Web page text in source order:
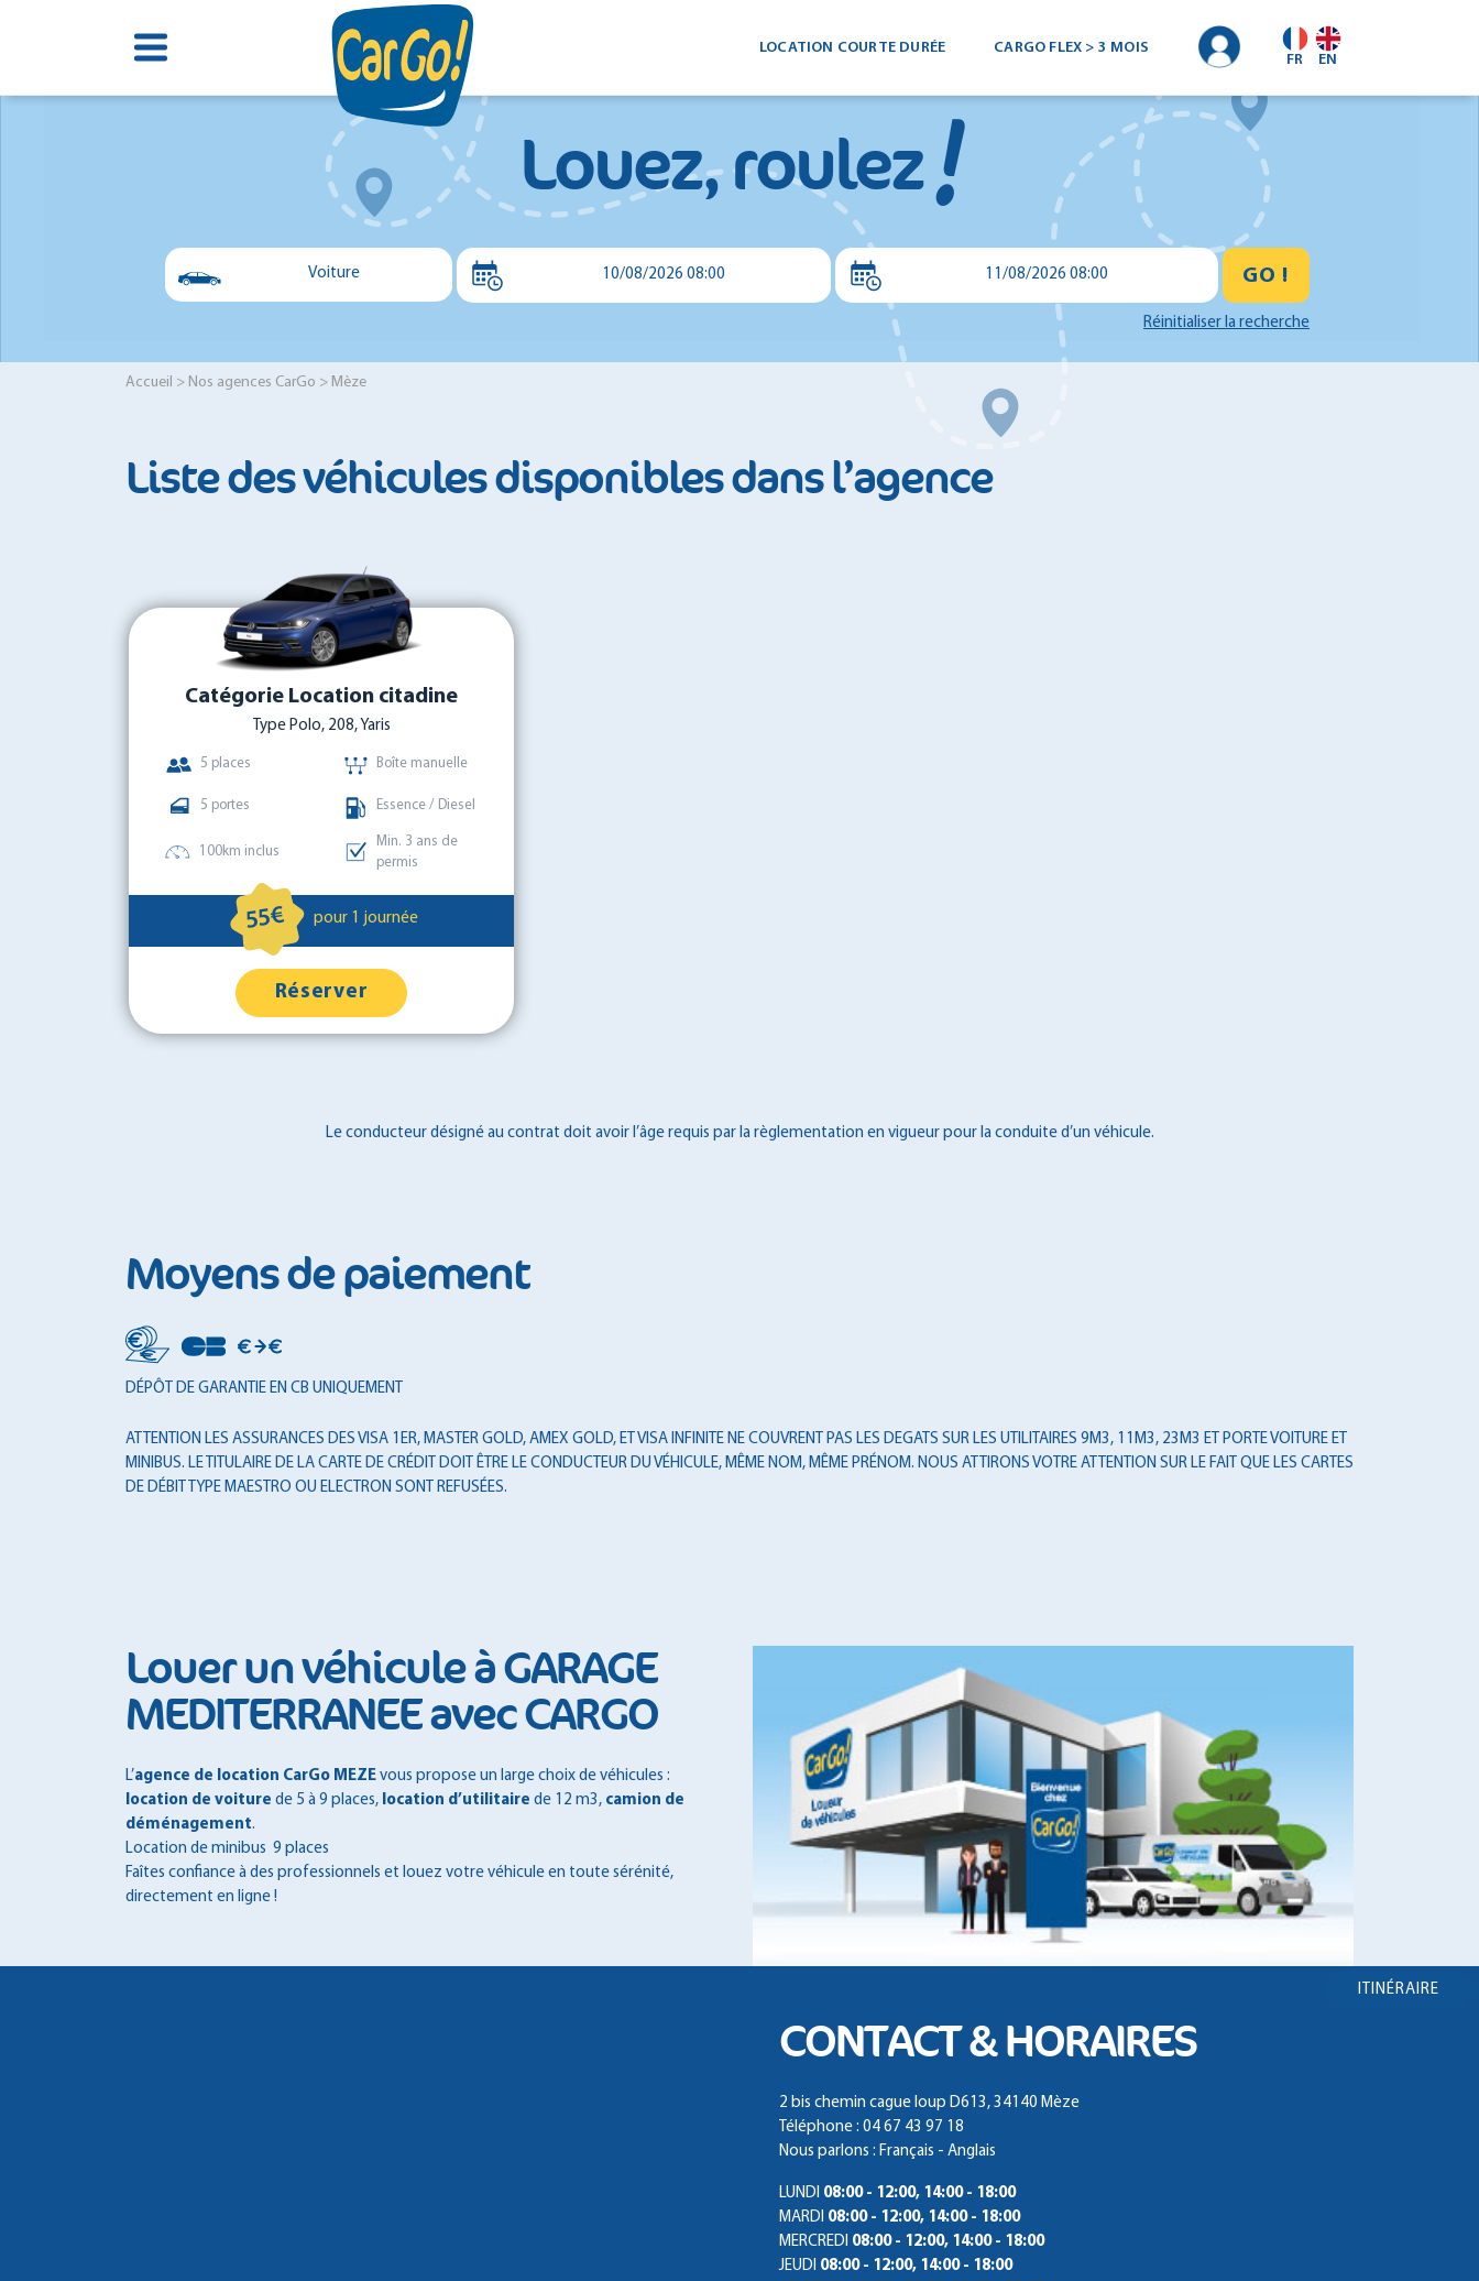
LOCATION COURTE DURÉE CARGO FLEX > 3 MOIS
FR EN
Louez, roulez!
Voiture 10/08/2026 08:00 11/08/2026 08:00 GO !
Réinitialiser la recherche
Accueil > Nos agences CarGo > Mèze
Liste des véhicules disponibles dans l’agence
Catégorie Location citadine
Type Polo, 208, Yaris
5 places Boîte manuelle
5 portes Essence / Diesel
100km inclus
Min. 3 ans de
permis
55€ pour 1 journée
Réserver
Le conducteur désigné au contrat doit avoir l’âge requis par la règlementation en vigueur pour la conduite d’un véhicule.
Moyens de paiement
DÉPÔT DE GARANTIE EN CB UNIQUEMENT
ATTENTION LES ASSURANCES DES VISA 1ER, MASTER GOLD, AMEX GOLD, ET VISA INFINITE NE COUVRENT PAS LES DEGATS SUR LES UTILITAIRES 9M3, 11M3, 23M3 ET PORTE VOITURE ET
MINIBUS. LE TITULAIRE DE LA CARTE DE CRÉDIT DOIT ÊTRE LE CONDUCTEUR DU VÉHICULE, MÊME NOM, MÊME PRÉNOM. NOUS ATTIRONS VOTRE ATTENTION SUR LE FAIT QUE LES CARTES
DE DÉBIT TYPE MAESTRO OU ELECTRON SONT REFUSÉES.
Louer un véhicule à GARAGE
MEDITERRANEE avec CARGO
L’agence de location CarGo MEZE vous propose un large choix de véhicules :
location de voiture de 5 à 9 places, location d’utilitaire de 12 m3, camion de
déménagement.
Location de minibus 9 places
Faîtes confiance à des professionnels et louez votre véhicule en toute sérénité,
directement en ligne !
ITINÉRAIRE
CONTACT & HORAIRES
2 bis chemin cague loup D613, 34140 Mèze
Téléphone : 04 67 43 97 18
Nous parlons : Français - Anglais
LUNDI 08:00 - 12:00, 14:00 - 18:00
MARDI 08:00 - 12:00, 14:00 - 18:00
MERCREDI 08:00 - 12:00, 14:00 - 18:00
JEUDI 08:00 - 12:00, 14:00 - 18:00